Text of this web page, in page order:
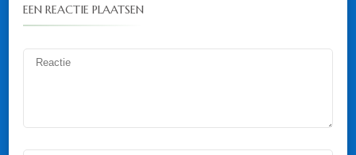
EEN REACTIE PLAATSEN